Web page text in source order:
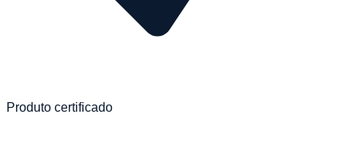
Produto certificado